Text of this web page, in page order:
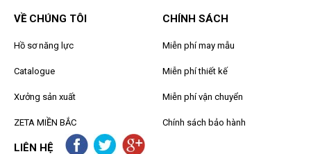
VỀ CHÚNG TÔI
Hồ sơ năng lực
Catalogue
Xưởng sản xuất
ZETA MIỀN BẮC
CHÍNH SÁCH
Miễn phí may mẫu
Miễn phí thiết kế
Miễn phí vận chuyển
Chính sách bảo hành
LIÊN HỆ